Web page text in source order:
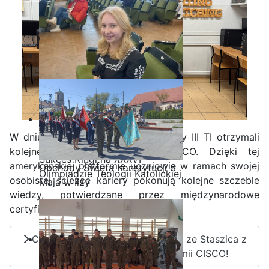
Sukces Kingi na XXXVI
Olimpiadzie Teologii Katolickiej
Obchody Święta Konstytucji 3
Maja w Iłży
W dniu 27.03.2025 r. uczniowie klasy III TI otrzymali
kolejne certyfikaty Akademii CISCO. Dzięki tej
amerykańskiej platformie uczniowie w ramach swojej
osobistej ścieżce kariery pokonują kolejne szczeble
wiedzy, potwierdzane przez międzynarodowe
certyfikaty.
Czytaj więcej: Informatycy z III TI ze Staszica z
kolejnymi certyfikatami Akademii CISCO!